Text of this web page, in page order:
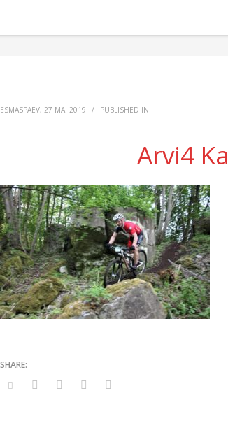
ESMASPÄEV, 27 MAI 2019 / PUBLISHED IN
Arvi4